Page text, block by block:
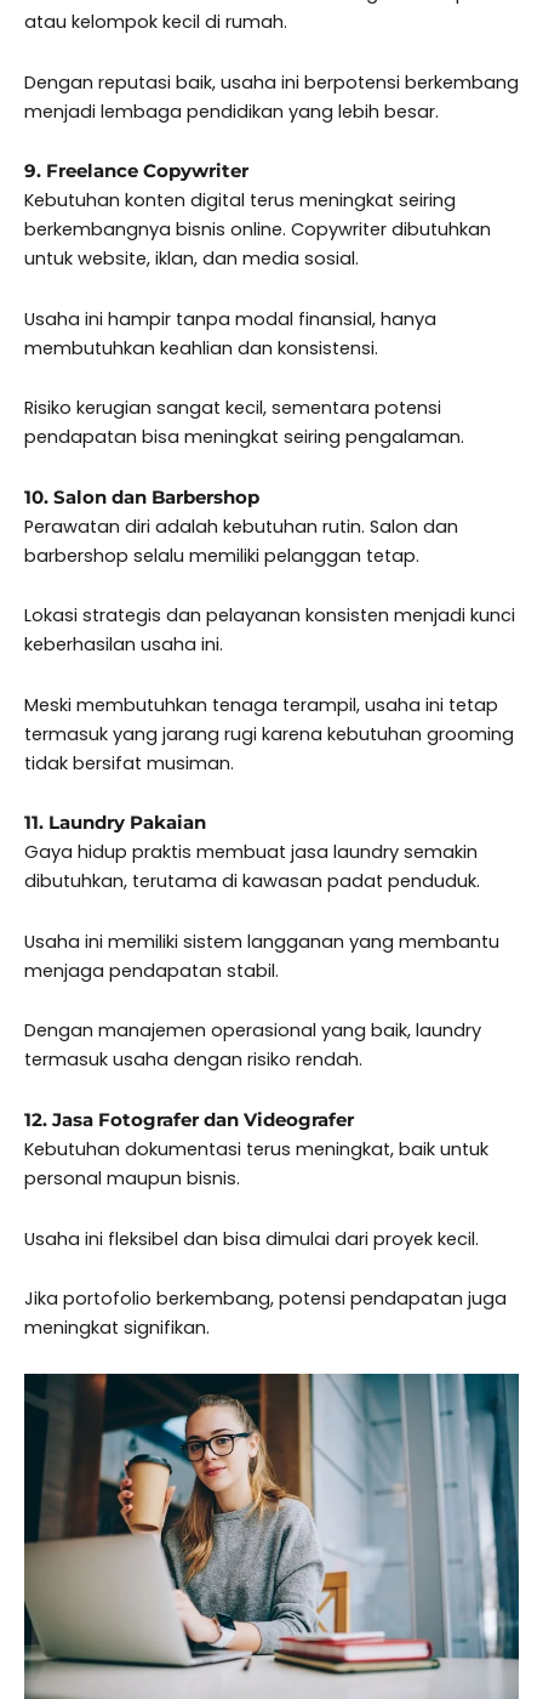
atau kelompok kecil di rumah.
Dengan reputasi baik, usaha ini berpotensi berkembang
menjadi lembaga pendidikan yang lebih besar.
9. Freelance Copywriter
Kebutuhan konten digital terus meningkat seiring
berkembangnya bisnis online. Copywriter dibutuhkan
untuk website, iklan, dan media sosial.
Usaha ini hampir tanpa modal finansial, hanya
membutuhkan keahlian dan konsistensi.
Risiko kerugian sangat kecil, sementara potensi
pendapatan bisa meningkat seiring pengalaman.
10. Salon dan Barbershop
Perawatan diri adalah kebutuhan rutin. Salon dan
barbershop selalu memiliki pelanggan tetap.
Lokasi strategis dan pelayanan konsisten menjadi kunci
keberhasilan usaha ini.
Meski membutuhkan tenaga terampil, usaha ini tetap
termasuk yang jarang rugi karena kebutuhan grooming
tidak bersifat musiman.
11. Laundry Pakaian
Gaya hidup praktis membuat jasa laundry semakin
dibutuhkan, terutama di kawasan padat penduduk.
Usaha ini memiliki sistem langganan yang membantu
menjaga pendapatan stabil.
Dengan manajemen operasional yang baik, laundry
termasuk usaha dengan risiko rendah.
12. Jasa Fotografer dan Videografer
Kebutuhan dokumentasi terus meningkat, baik untuk
personal maupun bisnis.
Usaha ini fleksibel dan bisa dimulai dari proyek kecil.
Jika portofolio berkembang, potensi pendapatan juga
meningkat signifikan.